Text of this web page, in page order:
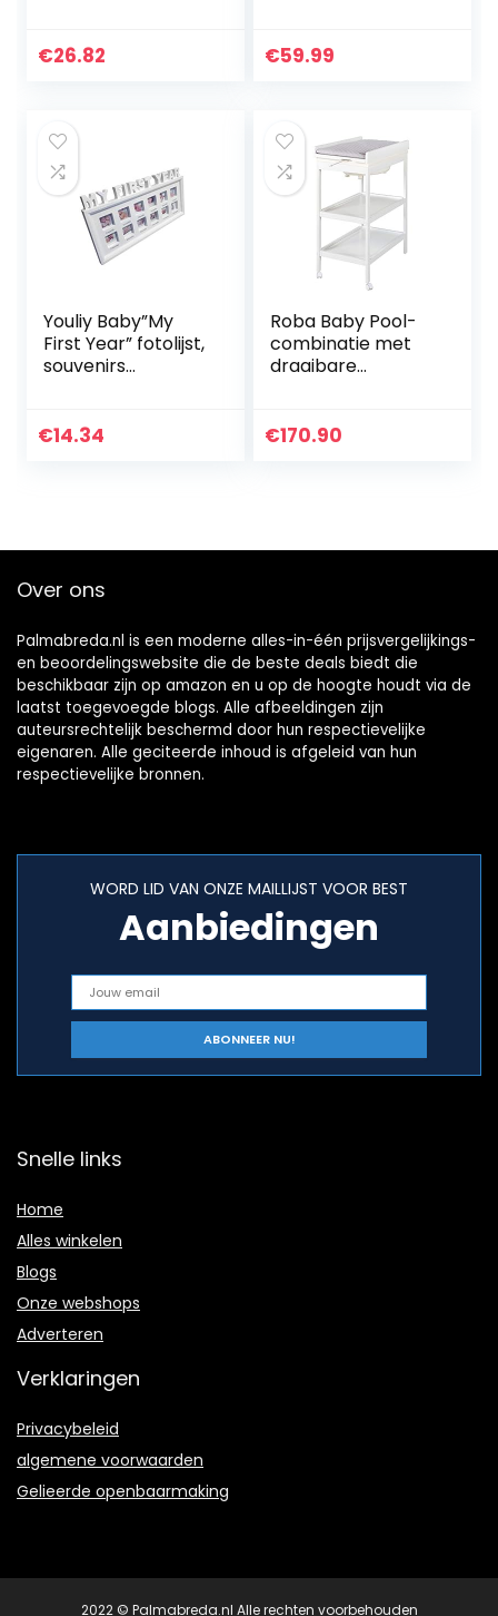
babybed, mobiel
€26.82
Veiligheidsgordel
€59.99
Youliy Baby”My
First Year” fotolijst,
souvenirs
groeiende
€14.34
Roba Baby Pool-
combinatie met
draaibare
luierrek van hout,
remwielen
€170.90
Over ons
Palmabreda.nl is een moderne alles-in-één prijsvergelijkings-
en beoordelingswebsite die de beste deals biedt die
beschikbaar zijn op amazon en u op de hoogte houdt via de
laatst toegevoegde blogs. Alle afbeeldingen zijn
auteursrechtelijk beschermd door hun respectievelijke
eigenaren. Alle geciteerde inhoud is afgeleid van hun
respectievelijke bronnen.
WORD LID VAN ONZE MAILLIJST VOOR BEST
Aanbiedingen
Snelle links
Home
Alles winkelen
Blogs
Onze webshops
Adverteren
Verklaringen
Privacybeleid
algemene voorwaarden
Gelieerde openbaarmaking
2022 © Palmabreda.nl Alle rechten voorbehouden